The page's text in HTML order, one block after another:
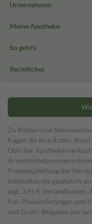
Unternehmen
Meine Apotheke
So geht's
Rechtliches
Zu Risiken und
fragen Sie Ihre Ärztin,
Üblicher
Preisempfehlung des
beinhalten die gesetzlich
zzgl. 3,95 €
frei. Preisänderungen und
und Gratis-Beigaben nur